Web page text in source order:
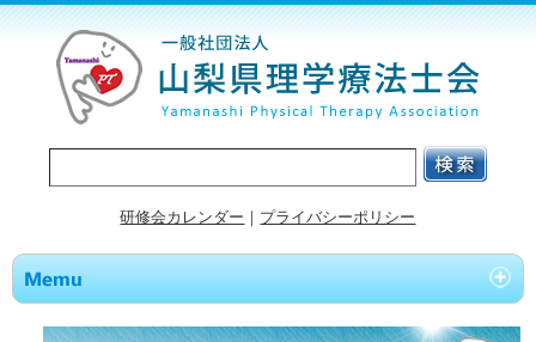
研修会カレンダー ｜ プライバシーポリシー